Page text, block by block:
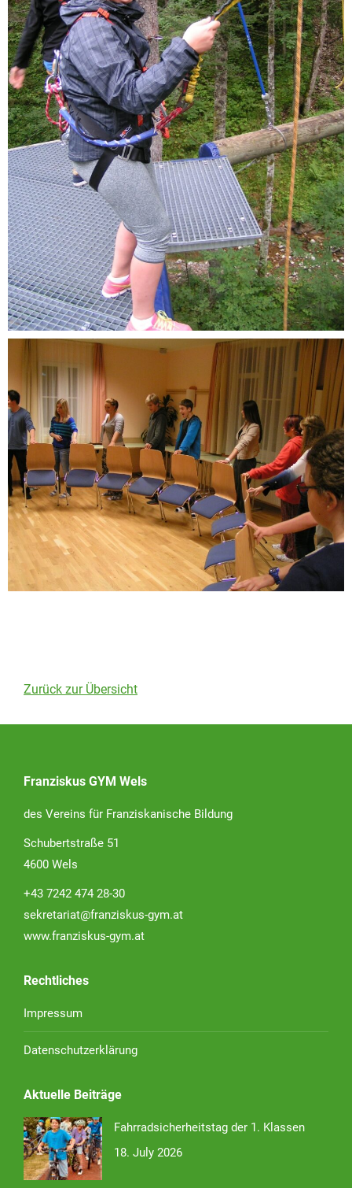
Zurück zur Übersicht
Franziskus GYM Wels
des Vereins für Franziskanische Bildung
Schubertstraße 51
4600 Wels
+43 7242 474 28-30
sekretariat@franziskus-gym.at
www.franziskus-gym.at
Rechtliches
Impressum
Datenschutzerklärung
Aktuelle Beiträge
Fahrradsicherheitstag der 1. Klassen
18. July 2026